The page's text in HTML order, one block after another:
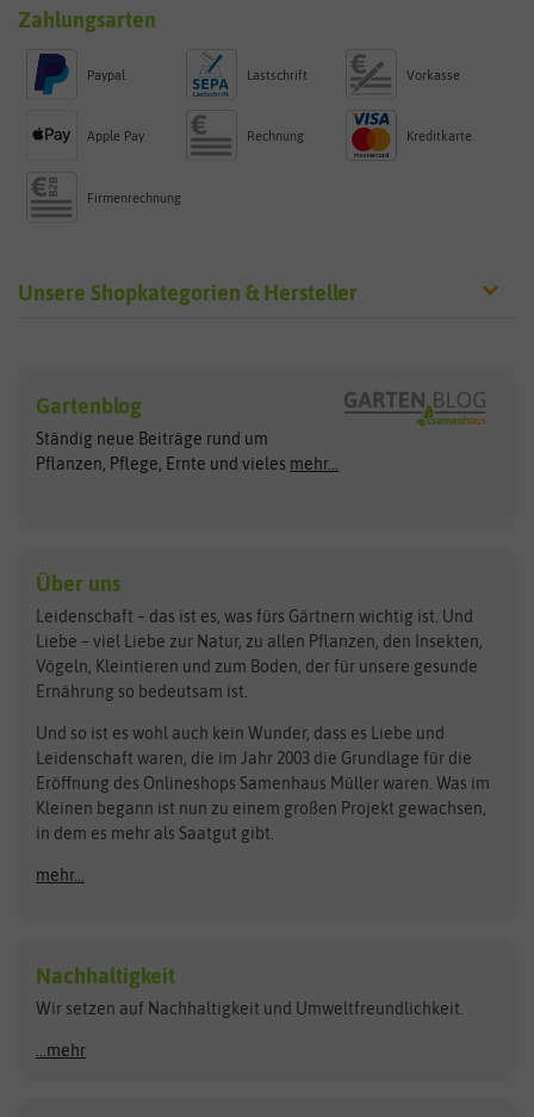
Zahlungsarten
Paypal Lastschrift Vorkasse
Apple Pay Rechnung Kreditkarte
Firmenrechnung
Unsere Shopkategorien & Hersteller
Exotische Samen
Gemüsesamen
Gründünger
Kräutersamen
Obstsamen
Pilzbrut
Rasensamen
Steckzwiebeln
Zimmer & Kübelpflanzen
Kataloge
Schnäppchen
Anzucht & Gartenzubehör
Anzuchtschalen
Heizmatte & Heizkabel
Kokos-Quelltabletten
Zimmergewächshaus
Arche Noah
ASB Greenworld
Benary
Bingenheimer Saatgut
Bionana
BIOWOL
Blumicorn
Bûten Birds
Carl Pabst
Clever Pots
COMPO
Dürr-Samen
Feldsaaten Freudenberger
Fertil
Flora Elite
Florissa
Flortis
Hortitops
Gartenblog
Ständig neue Beiträge rund um
Pflanzen, Pflege, Ernte und vieles mehr...
Über uns
Leidenschaft – das ist es, was fürs Gärtnern wichtig ist. Und
Liebe – viel Liebe zur Natur, zu allen Pflanzen, den Insekten,
Vögeln, Kleintieren und zum Boden, der für unsere gesunde
Ernährung so bedeutsam ist.
Und so ist es wohl auch kein Wunder, dass es Liebe und
Leidenschaft waren, die im Jahr 2003 die Grundlage für die
Eröffnung des Onlineshops Samenhaus Müller waren. Was im
Kleinen begann ist nun zu einem großen Projekt gewachsen,
in dem es mehr als Saatgut gibt.
mehr...
Nachhaltigkeit
Wir setzen auf Nachhaltigkeit und Umweltfreundlichkeit.
...mehr